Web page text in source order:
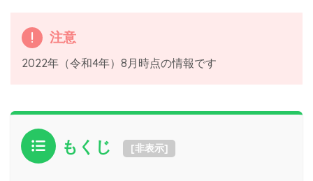
注意
2022年（令和4年）8月時点の情報です
もくじ [非表示]